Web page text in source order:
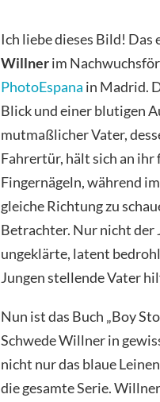
Ich liebe dieses Bild! Das
Willnerim
PhotoEspana in Madrid.
Blick und einer blutigen
mutmaßlicher Vater,
Fahrertür, hält sich an ihr
Fingernägeln, während
gleiche Richtung zu
Betrachter. Nur nicht der
ungeklärte, latent
Jungen stellende Vater
Nun ist das Buch „Boy
Schwede Willner in
nicht nur das blaue
die gesamte Serie.